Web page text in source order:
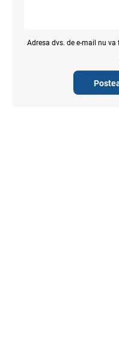
Adresa dvs. de e-mail nu